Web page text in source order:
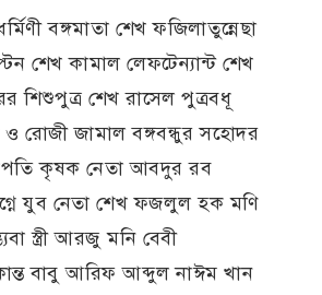
বঙ্গমাতা শেখ ফজিলাতুন্নেছা
শেখ কামাল লেফটেন্যান্ট শেখ
শিশুপুত্র শেখ রাসেল পুত্রবধূ
রোজী জামাল বঙ্গবন্ধুর সহোদর
কৃষক নেতা আবদুর রব
যুব নেতা শেখ ফজলুল হক মণি
স্ত্রী আরজু মনি বেবী
বাবু আরিফ আব্দুল নাঈম খান